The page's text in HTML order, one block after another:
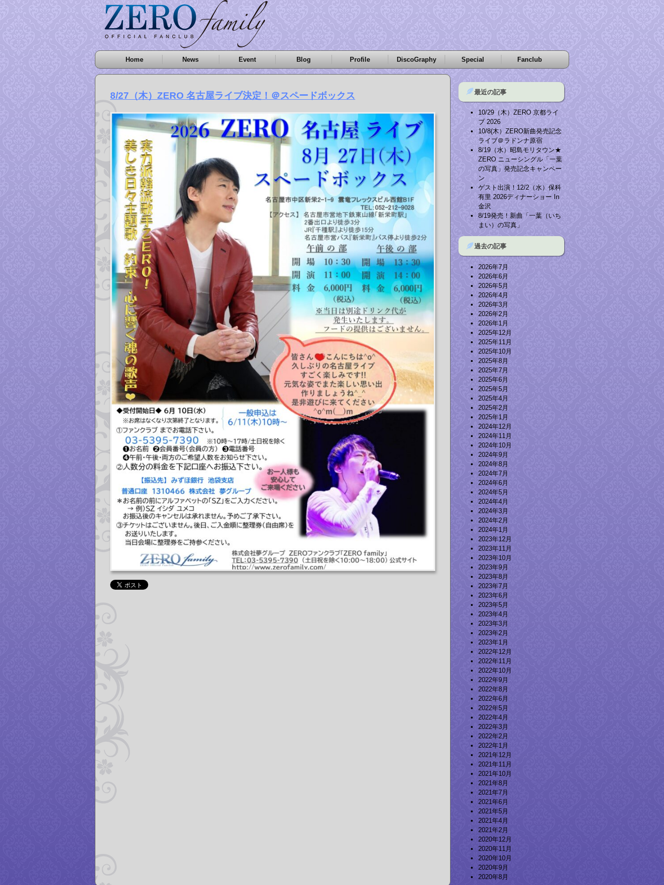
Home News Event Blog Profile DiscoGraphy Special Fanclub
8/27（木）ZERO 名古屋ライブ決定！＠スペードボックス 最近の記事
10/29（木）ZERO 京都ライ
ブ 2026
10/8(木）ZERO新曲発売記念
ライブ＠ラドンナ原宿
8/19（水）昭島モリタウン★
ZERO ニューシングル「一葉
の写真」発売記念キャンペー
ン
ゲスト出演！12/2（水）保科
有里 2026ディナーショー In
金沢
8/19発売！新曲「一葉（いち
まい）の写真」
過去の記事
2026年7月
2026年6月
2026年5月
2026年4月
2026年3月
2026年2月
2026年1月
2025年12月
2025年11月
2025年10月
2025年8月
2025年7月
2025年6月
2025年5月
2025年4月
2025年2月
2025年1月
2024年12月
2024年11月
2024年10月
2024年9月
2024年8月
2024年7月
2024年6月
2024年5月
2024年4月
2024年3月
2024年2月
2024年1月
2023年12月
2023年11月
2023年10月
2023年9月
2023年8月
2023年7月
2023年6月
2023年5月
2023年4月
2023年3月
2023年2月
2023年1月
2022年12月
2022年11月
2022年10月
2022年9月
2022年8月
2022年6月
2022年5月
2022年4月
2022年3月
2022年2月
2022年1月
2021年12月
2021年11月
2021年10月
2021年8月
2021年7月
2021年6月
2021年5月
2021年4月
2021年2月
2020年12月
2020年11月
2020年10月
2020年9月
2020年8月